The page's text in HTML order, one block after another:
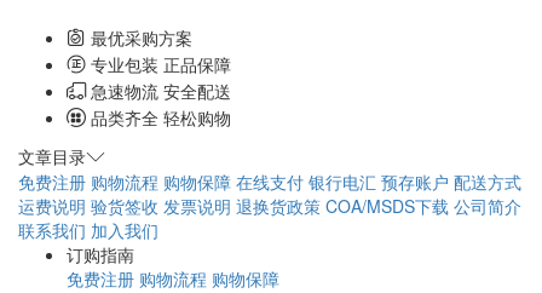
(Myc-DDK-tagged) - Mouse cDNA clone MGC:6384
IMAGE:3501390
会员价请登录
￥4072.00
(Myc-DDK-tagged) - Mouse cDNA clone MGC:67258
IMAGE:6413648
会员价请登录